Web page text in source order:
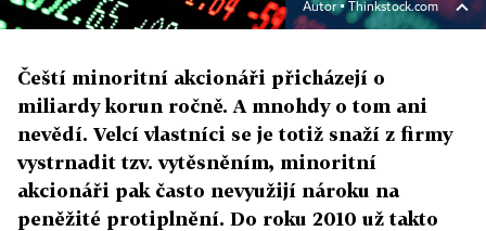
Autor ▪Thinkstock.com
Čeští minoritní akcionáři přicházejí o
miliardy korun ročně. A mnohdy o tom ani
nevědí. Velcí vlastníci se je totiž snaží z firmy
vystrnadit tzv. vytěsněním, minoritní
akcionáři pak často nevyužijí nároku na
peněžité protiplnění. Do roku 2010 už takto